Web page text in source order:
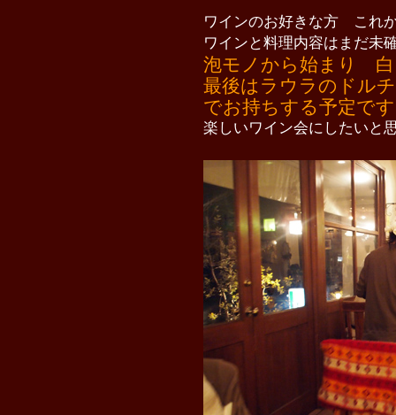
ワインのお好きな方 これ
ワインと料理内容はまだ未
泡モノから始まり
最後はラウラのドル
でお持ちする予定で
楽しいワイン会にしたいと